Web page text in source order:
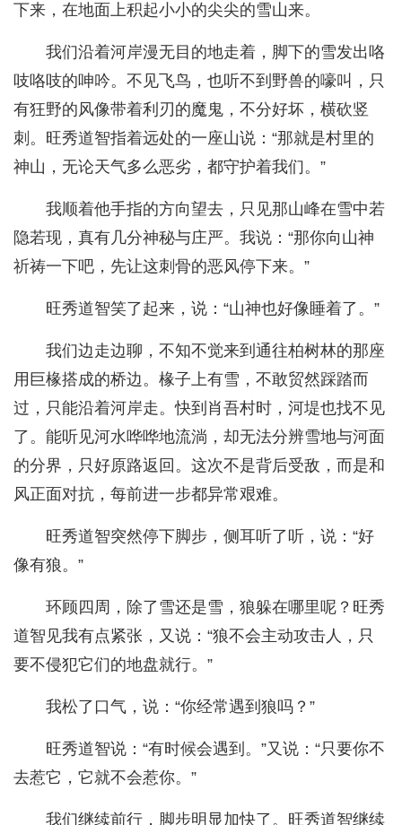
下来，在地面上积起小小的尖尖的雪山来。
我们沿着河岸漫无目的地走着，脚下的雪发出咯
吱咯吱的呻吟。不见飞鸟，也听不到野兽的嚎叫，只
有狂野的风像带着利刃的魔鬼，不分好坏，横砍竖
刺。旺秀道智指着远处的一座山说：“那就是村里的
神山，无论天气多么恶劣，都守护着我们。”
我顺着他手指的方向望去，只见那山峰在雪中若
隐若现，真有几分神秘与庄严。我说：“那你向山神
祈祷一下吧，先让这刺骨的恶风停下来。”
旺秀道智笑了起来，说：“山神也好像睡着了。”
我们边走边聊，不知不觉来到通往柏树林的那座
用巨椽搭成的桥边。椽子上有雪，不敢贸然踩踏而
过，只能沿着河岸走。快到肖吾村时，河堤也找不见
了。能听见河水哗哗地流淌，却无法分辨雪地与河面
的分界，只好原路返回。这次不是背后受敌，而是和
风正面对抗，每前进一步都异常艰难。
旺秀道智突然停下脚步，侧耳听了听，说：“好
像有狼。”
环顾四周，除了雪还是雪，狼躲在哪里呢？旺秀
道智见我有点紧张，又说：“狼不会主动攻击人，只
要不侵犯它们的地盘就行。”
我松了口气，说：“你经常遇到狼吗？”
旺秀道智说：“有时候会遇到。”又说：“只要你不
去惹它，它就不会惹你。”
我们继续前行，脚步明显加快了。旺秀道智继续